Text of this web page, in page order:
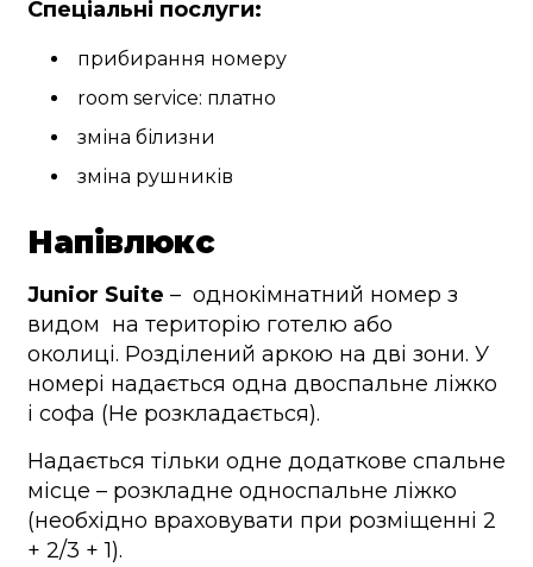
Спеціальні послуги:
прибирання номеру
room service: платно
зміна білизни
зміна рушників
Напівлюкс
Junior Suite – однокімнатний номер з
видом на територію готелю або
околиці. Розділений аркою на дві зони. У
номері надається одна двоспальне ліжко
і софа (Не розкладається).
Надається тільки одне додаткове спальне
місце – розкладне односпальне ліжко
(необхідно враховувати при розміщенні 2
+ 2/3 + 1).